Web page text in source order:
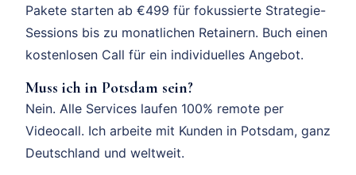
Pakete starten ab €499 für fokussierte Strategie-
Sessions bis zu monatlichen Retainern. Buch einen
kostenlosen Call für ein individuelles Angebot.
Muss ich in Potsdam sein?
Nein. Alle Services laufen 100% remote per
Videocall. Ich arbeite mit Kunden in Potsdam, ganz
Deutschland und weltweit.